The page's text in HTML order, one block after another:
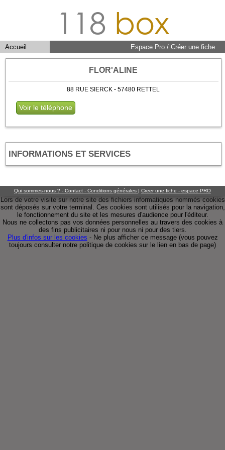
118 box
Accueil Espace Pro / Créer une fiche
FLOR'ALINE
88 RUE SIERCK - 57480 RETTEL
Voir le téléphone
INFORMATIONS ET SERVICES
Qui sommes-nous ? - Contact - Conditions générales | Creer une fiche - espace PRO
Lors de votre visite sur notre site des fichiers informatiques nommés cookies
sont déposés sur votre terminal. Ces cookies sont utilisés pour la navigation,
le fonctionnement du site et les mesures d'audience pour l'éditeur.
Nous ne collectons pas vos données personnelles au travers des cookies à
des fins publicitaires ni pour nous ni pour des tiers.
Plus d'infos sur les cookies - Ne plus afficher ce message(vous pouvez
toujours consulter notre politique de cookies sur le lien en bas de page)